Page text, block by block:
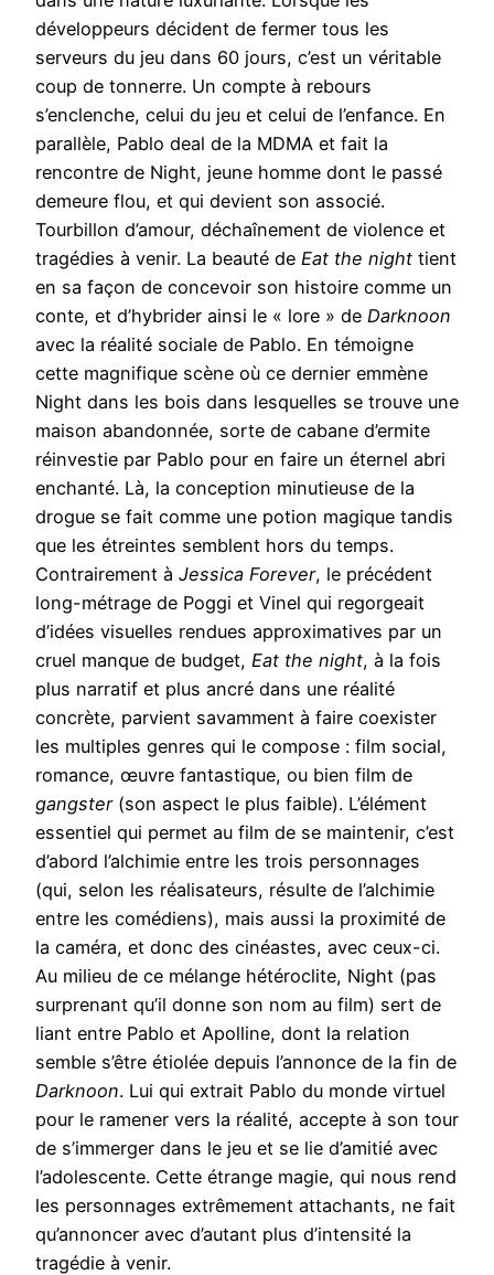
développeurs décident de fermer tous les
serveurs du jeu dans 60 jours, c’est un véritable
coup de tonnerre. Un compte à rebours
s’enclenche, celui du jeu et celui de l’enfance. En
parallèle, Pablo deal de la MDMA et fait la
rencontre de Night, jeune homme dont le passé
demeure flou, et qui devient son associé.
Tourbillon d’amour, déchaînement de violence et
tragédies à venir. La beauté de Eat the night tient
en sa façon de concevoir son histoire comme un
conte, et d’hybrider ainsi le « lore » de Darknoon
avec la réalité sociale de Pablo. En témoigne
cette magnifique scène où ce dernier emmène
Night dans les bois dans lesquelles se trouve une
maison abandonnée, sorte de cabane d’ermite
réinvestie par Pablo pour en faire un éternel abri
enchanté. Là, la conception minutieuse de la
drogue se fait comme une potion magique tandis
que les étreintes semblent hors du temps.
Contrairement à Jessica Forever, le précédent
long-métrage de Poggi et Vinel qui regorgeait
d’idées visuelles rendues approximatives par un
cruel manque de budget, Eat the night, à la fois
plus narratif et plus ancré dans une réalité
concrète, parvient savamment à faire coexister
les multiples genres qui le compose : film social,
romance, œuvre fantastique, ou bien film de
gangster(son aspect le plus faible). L’élément
essentiel qui permet au film de se maintenir, c’est
d’abord l’alchimie entre les trois personnages
(qui, selon les réalisateurs, résulte de l’alchimie
entre les comédiens), mais aussi la proximité de
la caméra, et donc des cinéastes, avec ceux-ci.
Au milieu de ce mélange hétéroclite, Night (pas
surprenant qu’il donne son nom au film) sert de
liant entre Pablo et Apolline, dont la relation
semble s’être étiolée depuis l’annonce de la fin de
Darknoon. Lui qui extrait Pablo du monde virtuel
pour le ramener vers la réalité, accepte à son tour
de s’immerger dans le jeu et se lie d’amitié avec
l’adolescente. Cette étrange magie, qui nous rend
les personnages extrêmement attachants, ne fait
qu’annoncer avec d’autant plus d’intensité la
tragédie à venir.